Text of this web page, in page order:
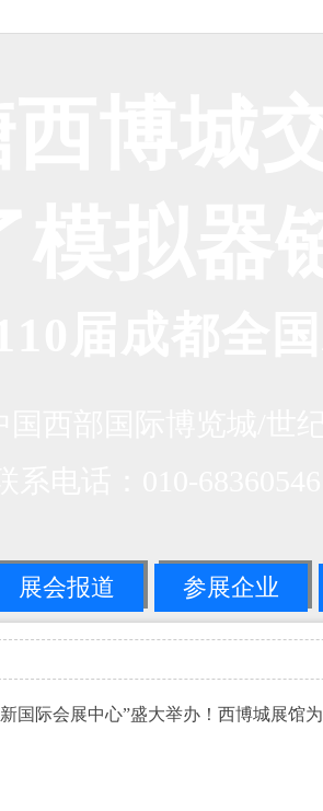
展会报道 参展企业
-->正文
国际会展中心”盛大举办！西博城展馆